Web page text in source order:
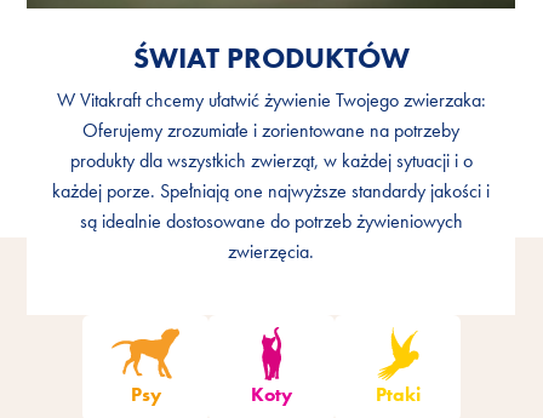
ŚWIAT PRODUKTÓW
W Vitakraft chcemy ułatwić żywienie Twojego zwierzaka:
Oferujemy zrozumiałe i zorientowane na potrzeby
produkty dla wszystkich zwierząt, w każdej sytuacji i o
każdej porze. Spełniają one najwyższe standardy jakości i
są idealnie dostosowane do potrzeb żywieniowych
zwierzęcia.
ŚWIAT PRODUKTÓW
W Vitakraft chcemy ułatwić żywienie Twojego zwierzaka:
Oferujemy zrozumiałe i zorientowane na potrzeby
produkty dla wszystkich zwierząt, w każdej sytuacji i o
każdej porze. Spełniają one najwyższe standardy jakości i
są idealnie dostosowane do potrzeb żywieniowych
zwierzęcia.
Psy Koty Ptaki